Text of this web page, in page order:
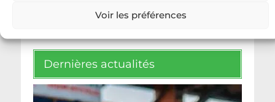
Voir les préférences
Dernières actualités